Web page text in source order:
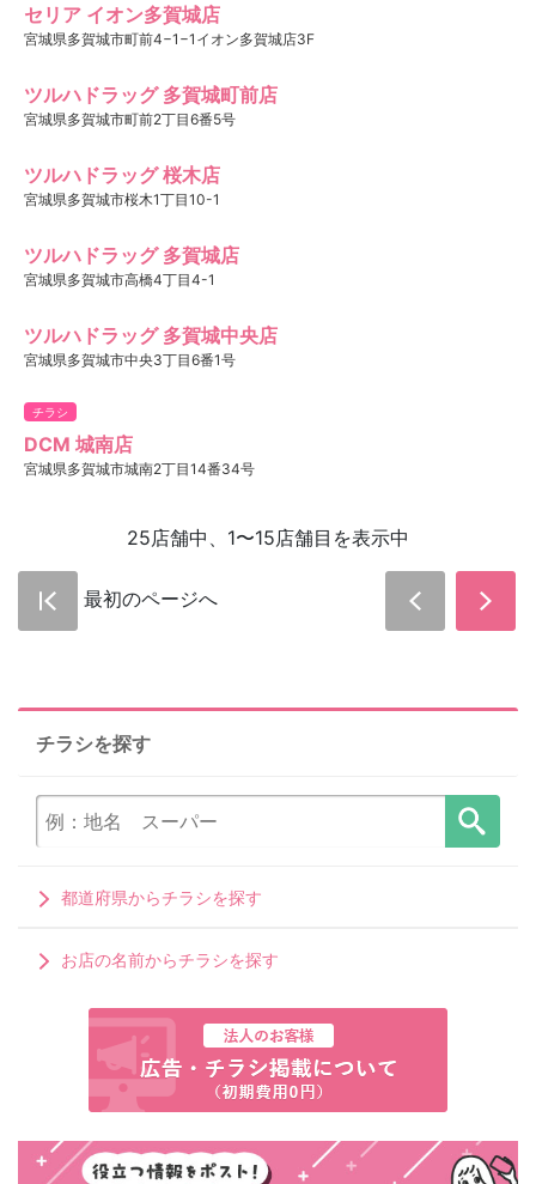
セリア イオン多賀城店
宮城県多賀城市町前4−1−1イオン多賀城店3F
ツルハドラッグ 多賀城町前店
宮城県多賀城市町前2丁目6番5号
ツルハドラッグ 桜木店
宮城県多賀城市桜木1丁目10-1
ツルハドラッグ 多賀城店
宮城県多賀城市高橋4丁目4-1
ツルハドラッグ 多賀城中央店
宮城県多賀城市中央3丁目6番1号
チラシ
DCM 城南店
宮城県多賀城市城南2丁目14番34号
25店舗中、1〜15店舗目を表示中
最初のページへ
チラシを探す
都道府県からチラシを探す
お店の名前からチラシを探す